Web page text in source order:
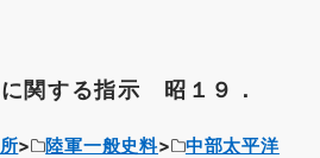
関する指示 昭１９．
陸軍一般史料
中部太平洋